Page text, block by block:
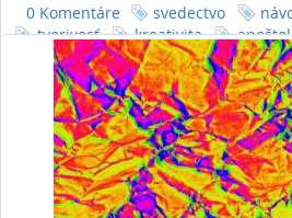
0 Komentáre
svedectvo
tvorivosť
kreativita
ebooku
apoštolát
pomôcka
pomôcka pre evanjelizáciu
predevanjelizáciu
evanjelizácia
pomôcka pre
spoločenstvo
zdieľanie
rímskokatolícka cirkev
mládež
internetová kampaň